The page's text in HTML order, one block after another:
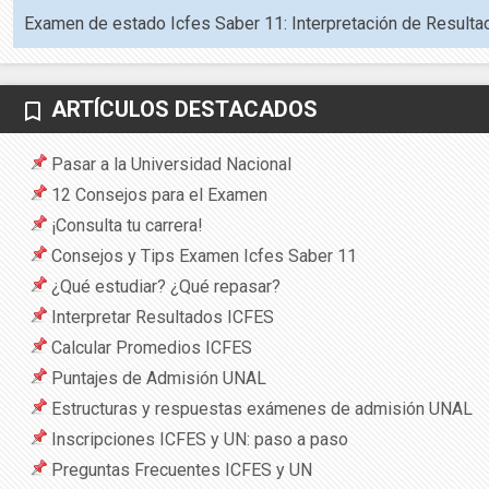
Examen de estado Icfes Saber 11: Interpretación de
bookmark_border ARTÍCULOS DESTACADOS
Pasar a la Universidad Nacional
12 Consejos para el Examen
¡Consulta tu carrera!
Consejos y Tips Examen Icfes Saber 11
¿Qué estudiar? ¿Qué repasar?
Interpretar Resultados ICFES
Calcular Promedios ICFES
Puntajes de Admisión UNAL
Estructuras y respuestas exámenes de admisión UNAL
Inscripciones ICFES y UN: paso a paso
Preguntas Frecuentes ICFES y UN